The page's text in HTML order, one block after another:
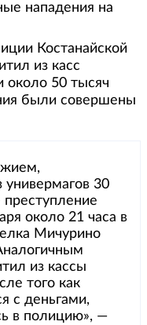
нападения на
Костанайской
из касс
около 50 тысяч
были совершены
универмагов 30
около 21 часа в
Мичурино
из кассы
того как
с деньгами,
в полицию», —